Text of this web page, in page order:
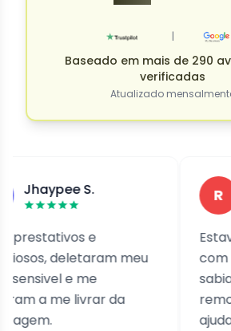
|
Baseado em mais de 290
verificadas
Atualizado
S.
e
deletaram meu
e me
me livrar da
Estava
com
sabia a
ajudaram